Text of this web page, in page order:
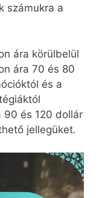
számukra a
ára körülbelül
ára 70 és 80
és a
90 és 120 dollár
jellegüket.